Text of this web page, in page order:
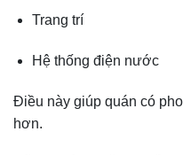
Trang trí
Hệ thống điện nước
Điều này giúp quán có
hơn.